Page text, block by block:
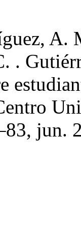
A.
.
jun.